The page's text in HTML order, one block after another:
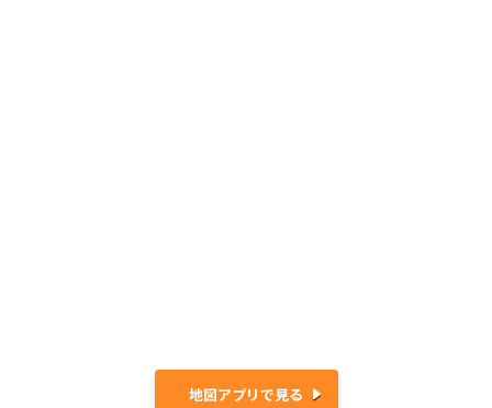
地図アプリで見る